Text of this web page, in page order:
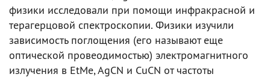
физики исследовали при помощи инфракрасной и
терагерцовой спектроскопии. Физики изучили
зависимость поглощения (его называют еще
оптической провеодимостью) электромагнитного
излучения в EtMe, AgCN и CuCN от частоты